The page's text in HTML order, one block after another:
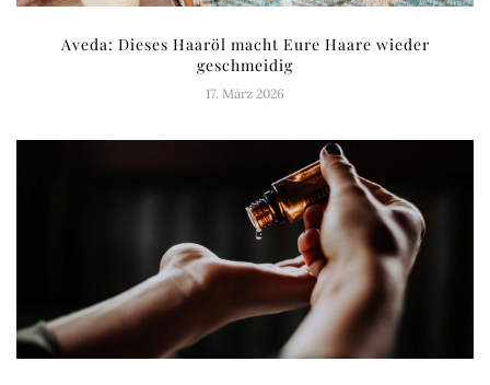
Aveda: Dieses Haaröl macht Eure Haare wieder
geschmeidig
17. März 2026